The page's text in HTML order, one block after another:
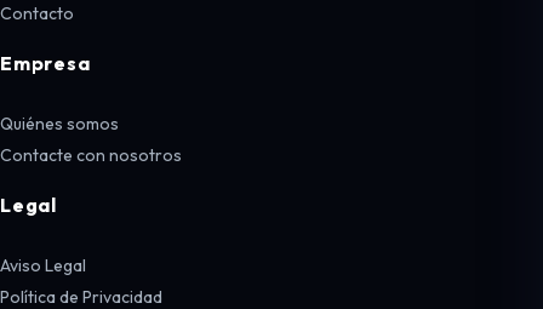
Contacto
Empresa
Quiénes somos
Contacte con nosotros
Legal
Aviso Legal
Política de Privacidad